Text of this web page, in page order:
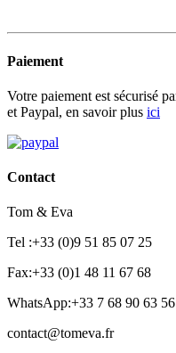
Paiement
Votre paiement est sécurisé
et Paypal, en savoir plus ici
Contact
Tom & Eva
Tel :+33 (0)9 51 85 07 25
Fax:+33 (0)1 48 11 67 68
WhatsApp:+33 7 68 90 63 56
contact@tomeva.fr